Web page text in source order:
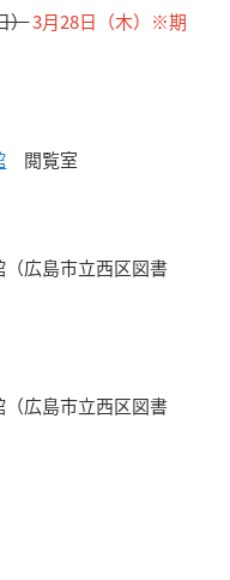
）3月28日（木）※期
閲覧室
広島市立西区図書
広島市立西区図書